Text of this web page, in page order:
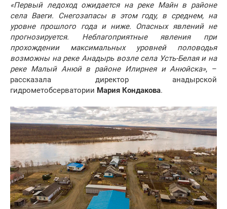
«Первый ледоход ожидается на реке Майн в районе
села Ваеги. Снегозапасы в этом году, в среднем, на
уровне прошлого года и ниже. Опасных явлений не
прогнозируется. Неблагоприятные явления при
прохождении максимальных уровней половодья
возможны на реке Анадырь возле села Усть-Белая и на
реке Малый Анюй в районе Илирнея и Анюйска», –
рассказала директор анадырской
гидрометобсерватории Мария Кондакова.